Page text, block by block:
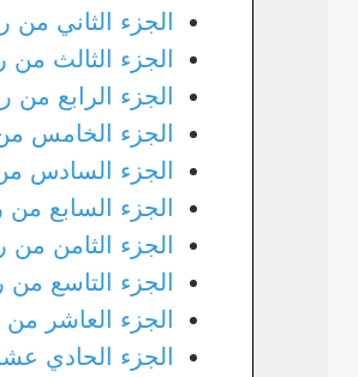
الجزء الثاني
الجزء الثالث
الجزء الرابع
الجزء الخامس
الجزء السادس
الجزء السابع
الجزء الثامن
الجزء التاسع
الجزء العاشر
الجزء الحادي